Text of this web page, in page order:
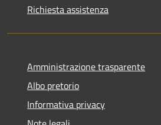
Richiesta assistenza
Amministrazione trasparente
Albo pretorio
Informativa privacy